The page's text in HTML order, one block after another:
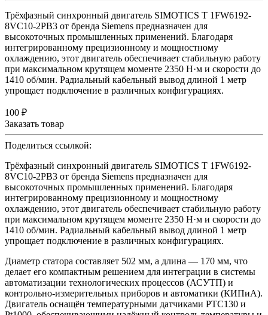
Трёхфазный синхронный двигатель SIMOTICS T 1FW6192-
8VC10-2PB3 от бренда Siemens предназначен для
высокоточных промышленных применений. Благодаря
интегрированному прецизионному и мощностному
охлаждению, этот двигатель обеспечивает стабильную работу
при максимальном крутящем моменте 2350 Н·м и скорости до
1410 об/мин. Радиальный кабельный вывод длиной 1 метр
упрощает подключение в различных конфигурациях.
100 ₽
Заказать товар
Поделиться ссылкой:
Трёхфазный синхронный двигатель SIMOTICS T 1FW6192-
8VC10-2PB3 от бренда Siemens предназначен для
высокоточных промышленных применений. Благодаря
интегрированному прецизионному и мощностному
охлаждению, этот двигатель обеспечивает стабильную работу
при максимальном крутящем моменте 2350 Н·м и скорости до
1410 об/мин. Радиальный кабельный вывод длиной 1 метр
упрощает подключение в различных конфигурациях.
Диаметр статора составляет 502 мм, а длина — 170 мм, что
делает его компактным решением для интеграции в системы
автоматизации технологических процессов (АСУТП) и
контрольно-измерительных приборов и автоматики (КИПиА).
Двигатель оснащён температурными датчиками PTC130 и